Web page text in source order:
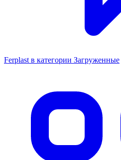
Ferplast в категории Загруженные